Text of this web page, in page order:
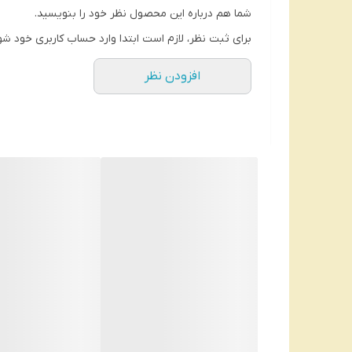
شما هم درباره این محصول نظر خود را بنویسید.
برای ثبت نظر، لازم است ابتدا وارد حساب کاربری خود
افزودن نظر